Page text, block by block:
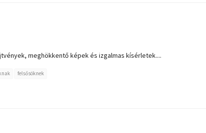
meghökkentő képek és izgalmas kísérletek....
felsősöknek